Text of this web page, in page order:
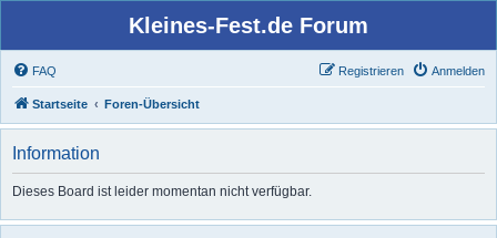
Kleines-Fest.de Forum
FAQ Anmelden
Registrieren
Startseite Foren-Übersicht
Information
Dieses Board ist leider momentan nicht verfügbar.